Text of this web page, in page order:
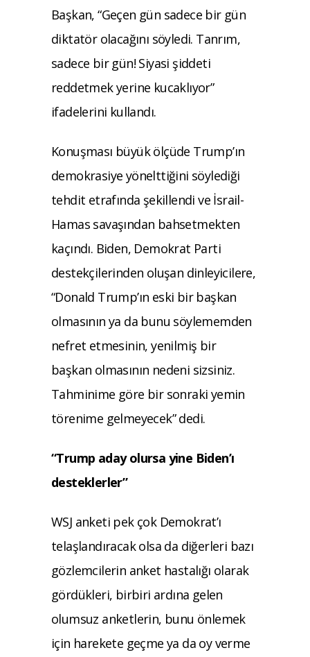
Başkan, “Geçen gün sadece bir gün
diktatör olacağını söyledi. Tanrım,
sadece bir gün! Siyasi şiddeti
reddetmek yerine kucaklıyor”
ifadelerini kullandı.
Konuşması büyük ölçüde Trump’ın
demokrasiye yönelttiğini söylediği
tehdit etrafında şekillendi ve İsrail-
Hamas savaşından bahsetmekten
kaçındı. Biden, Demokrat Parti
destekçilerinden oluşan dinleyicilere,
“Donald Trump’ın eski bir başkan
olmasının ya da bunu söylememden
nefret etmesinin, yenilmiş bir
başkan olmasının nedeni sizsiniz.
Tahminime göre bir sonraki yemin
törenime gelmeyecek” dedi.
“Trump aday olursa yine Biden’ı
desteklerler”
WSJ anketi pek çok Demokrat’ı
telaşlandıracak olsa da diğerleri bazı
gözlemcilerin anket hastalığı olarak
gördükleri, birbiri ardına gelen
olumsuz anketlerin, bunu önlemek
için harekete geçme ya da oy verme